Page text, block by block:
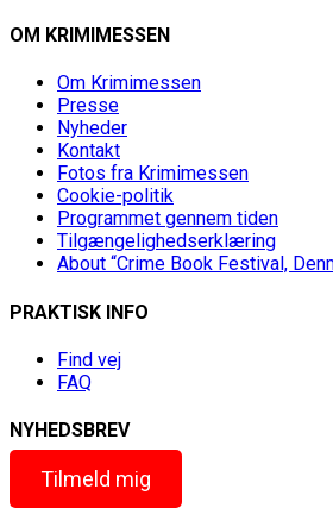
OM KRIMIMESSEN
Om Krimimessen
Presse
Nyheder
Kontakt
Fotos fra Krimimessen
Cookie-politik
Programmet gennem tiden
Tilgængelighedserklæring
About “Crime Book Festival,
PRAKTISK INFO
Find vej
FAQ
NYHEDSBREV
Tilmeld mig